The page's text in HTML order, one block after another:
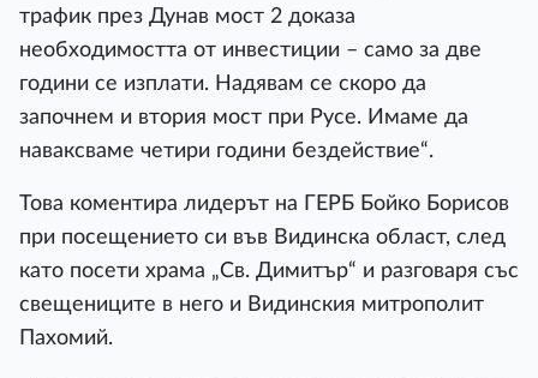
трафик през Дунав мост 2 доказа
необходимостта от инвестиции – само за две
години се изплати. Надявам се скоро да
започнем и втория мост при Русе. Имаме да
наваксваме четири години бездействие“.
Това коментира лидерът на ГЕРБ Бойко Борисов
при посещението си във Видинска област, след
като посети храма „Св. Димитър“ и разговаря със
свещениците в него и Видинския митрополит
Пахомий.